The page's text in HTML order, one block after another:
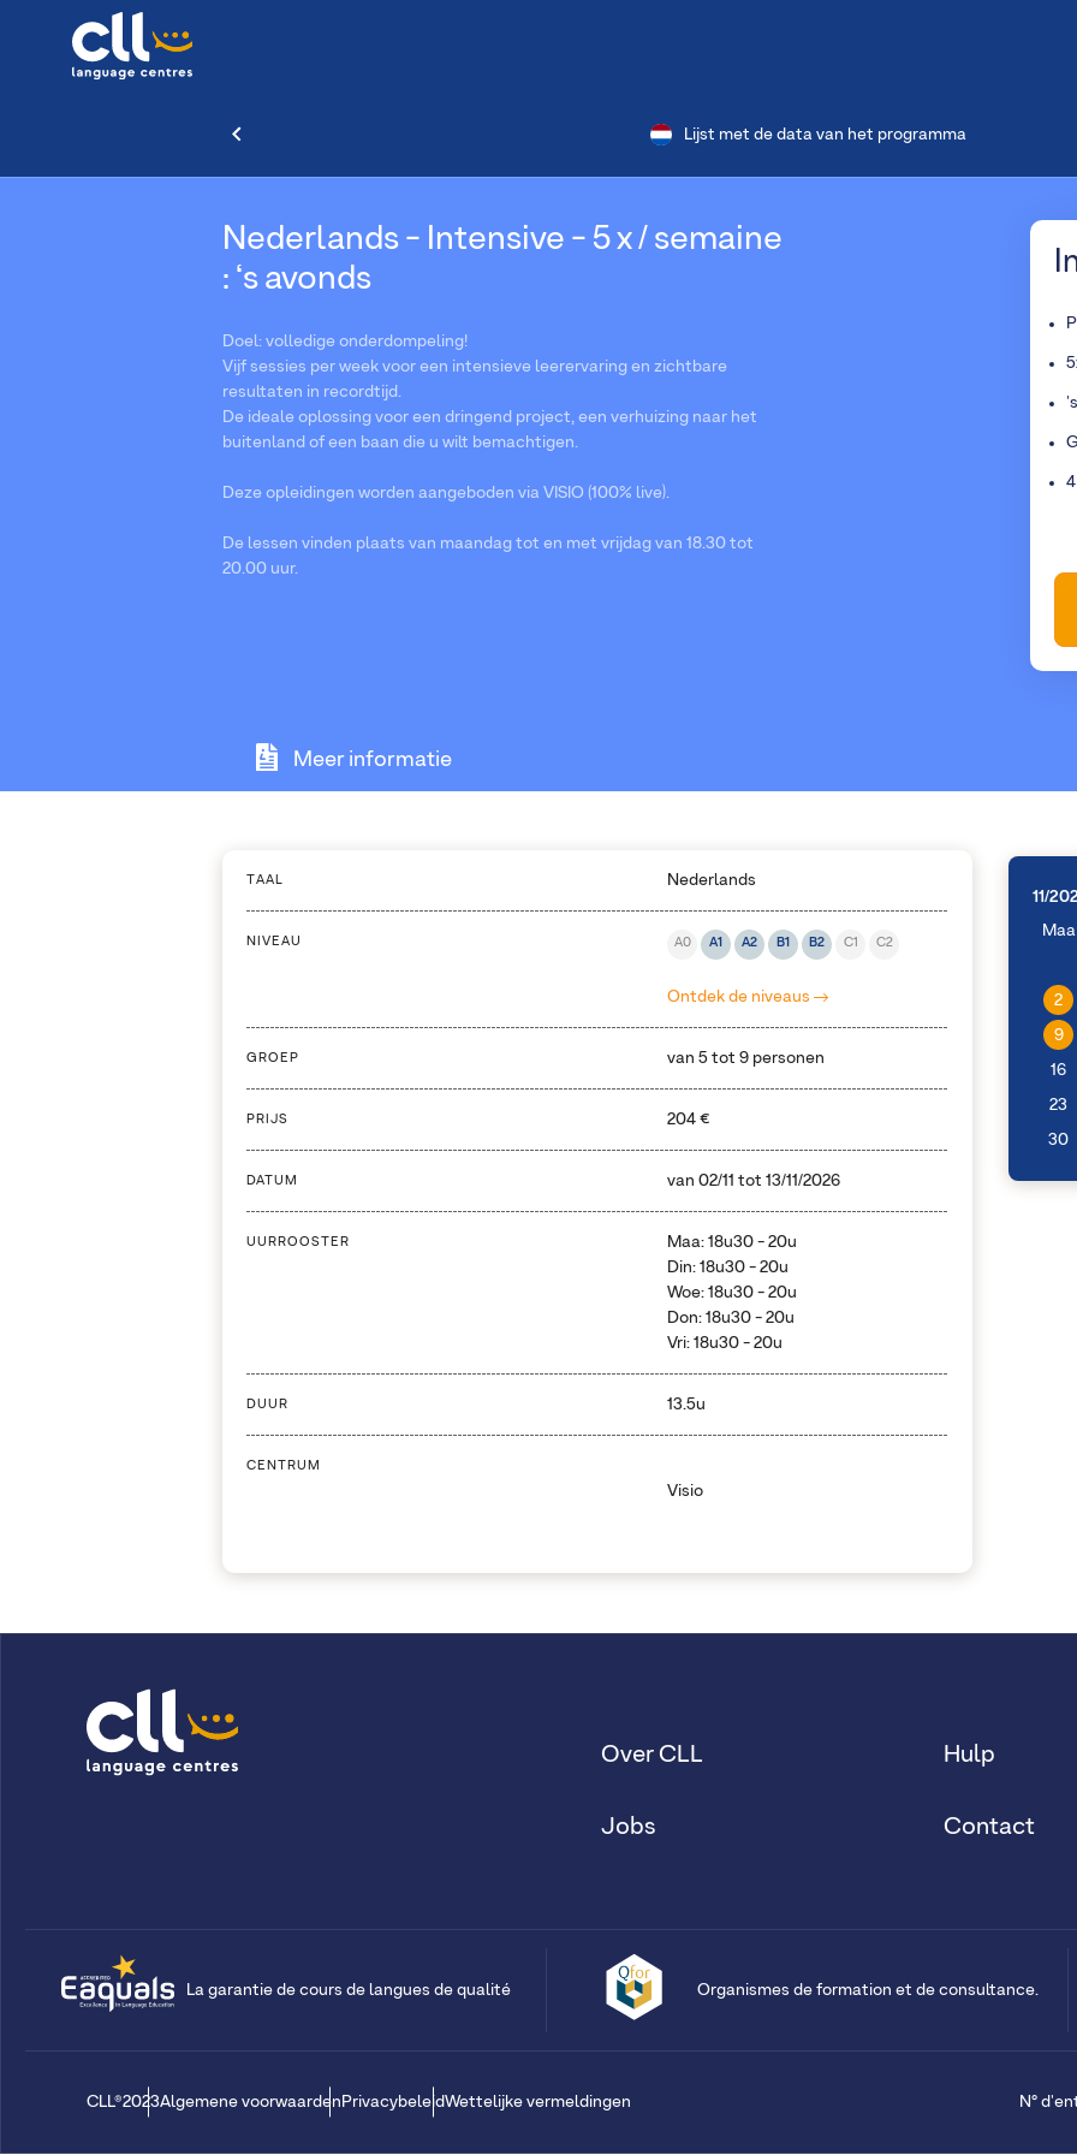
Lijst met de data van het programma
Nederlands - Intensive - 5 x / semaine
: ‘s avonds
Doel: volledige onderdompeling!
Vijf sessies per week voor een intensieve leerervaring en zichtbare
resultaten in recordtijd.
De ideale oplossing voor een dringend project, een verhuizing naar het
buitenland of een baan die u wilt bemachtigen.
Deze opleidingen worden aangeboden via VISIO (100% live).
De lessen vinden plaats van maandag tot en met vrijdag van 18.30 tot
20.00 uur.
Meer informatie
TAAL Nederlands
NIVEAU A0 A1 A2 B1 B2 C1 C2
Ontdek de niveaus
GROEP van 5 tot 9 personen
PRIJS 204 €
DATUM van02/11 tot13/11/2026
11/
Maa
2
9
16
23
30
UURROOSTER
Maa: 18u30 - 20u
Din: 18u30 - 20u
Woe: 18u30 - 20u
Don: 18u30 - 20u
Vri: 18u30 - 20u
DUUR 13.5u
CENTRUM
Visio
Over CLL
Jobs
Hulp
Contact
La garantie de cours de langues de qualité Organismes de formation et de consultance.
CLL®2023Algemene voorwaarden PrivacybeleidWettelijke vermeldingen N°